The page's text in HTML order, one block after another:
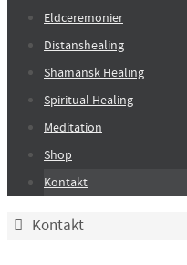
Eldceremonier
Distanshealing
Shamansk Healing
Spiritual Healing
Meditation
Shop
Kontakt
HomeKontakt